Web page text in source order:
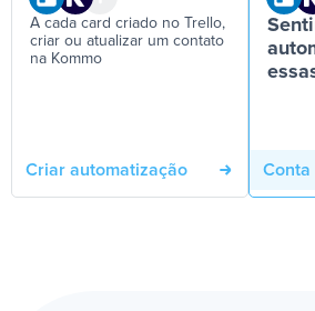
A cada card criado no Trello,
criar ou atualizar um contato
na Kommo
Criar automatização Conta